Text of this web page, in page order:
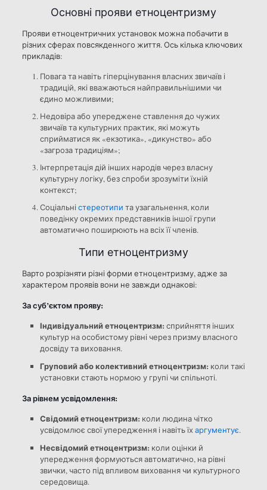
Основні прояви етноцентризму
Прояви етноцентричних установок можна побачити в
різних сферах повсякденного життя. Ось кілька ключових
прикладів:
Повага та навіть гіперцінування власних звичаїв і
традицій, які вважаються найправильнішими чи
єдино можливими;
Недовіра або упереджене ставлення до чужих
звичаїв та культурних практик, які можуть
сприйматися як «екзотика», «дикунство» або
«загроза традиціям»;
Інтерпретація дій інших народів через власну
культурну логіку, без спроби зрозуміти їхній
контекст;
Соціальні стереотипи та узагальнення, коли
поведінку окремих представників іншої групи
автоматично поширюють на всіх її членів.
Типи етноцентризму
Варто розрізняти різні форми етноцентризму, адже за
характером проявів вони не завжди однакові:
За суб’єктом прояву:
Індивідуальний етноцентризм: сприйняття інших
культур на особистому рівні через призму власного
досвіду та виховання.
Груповий або колективний етноцентризм: коли такі
установки стають нормою у групі чи спільноті.
За рівнем усвідомлення:
Свідомий етноцентризм: коли людина чітко
усвідомлює свої упередження і навіть їхаргументує.
Несвідомий етноцентризм: коли оцінки й
упередження формуються автоматично, на рівні
звички, часто під впливом виховання чи культурного
середовища.